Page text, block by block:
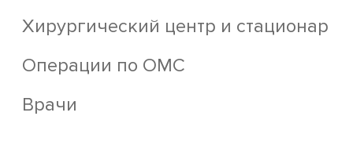
Хирургический центр и стационар
Операции по ОМС
Врачи